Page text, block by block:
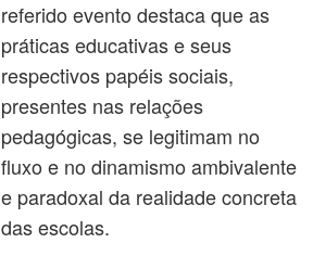
referido evento destaca que as
práticas educativas e seus
respectivos papéis sociais,
presentes nas relações
pedagógicas, se legitimam no
fluxo e no dinamismo ambivalente
e paradoxal da realidade concreta
das escolas.